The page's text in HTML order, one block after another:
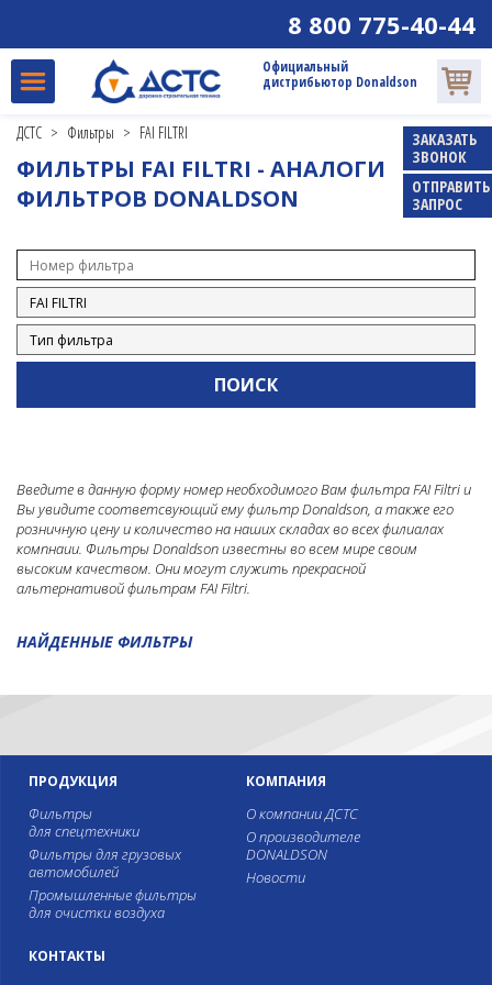
8 800 775-40-44
Официальный
дистрибьютор Donaldson
ЗАКАЗАТЬ
ЗВОНОК
ОТПРАВИТЬ
ЗАПРОС
ДСТС > Фильтры > FAI FILTRI
ФИЛЬТРЫ FAI FILTRI - АНАЛОГИ
ФИЛЬТРОВ DONALDSON
Введите в данную форму номер необходимого Вам фильтра FAI Filtri и
Вы увидите соответсвующий ему фильтр Donaldson, а также его
розничную цену и количество на наших складах во всех филиалах
компнаии. Фильтры Donaldson известны во всем мире своим
высоким качеством. Они могут служить прекрасной
альтернативой фильтрам FAI Filtri.
НАЙДЕННЫЕ ФИЛЬТРЫ
КОМПАНИЯ
О компании ДСТС
О производителе
DONALDSON
Новости
ПРОДУКЦИЯ
Фильтры
для спецтехники
Фильтры для грузовых
автомобилей
Промышленные фильтры
для очистки воздуха
КОНТАКТЫ